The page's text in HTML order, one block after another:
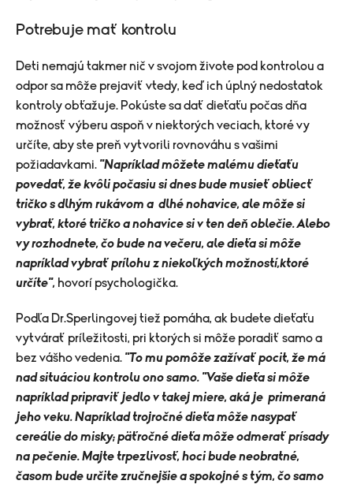
Potrebuje mať kontrolu
Deti nemajú takmer nič v svojom živote pod kontrolou a
odpor sa môže prejaviť vtedy, keď ich úplný nedostatok
kontroly obťažuje. Pokúste sa dať dieťaťu počas dňa
možnosť výberu aspoň v niektorých veciach, ktoré vy
určíte, aby ste preň vytvorili rovnováhu s vašimi
požiadavkami. "Napríklad môžete malému dieťaťu
povedať, že kvôli počasiu si dnes bude musieť obliecť
tričko s dlhým rukávom a dlhé nohavice, ale môže si
vybrať, ktoré tričko a nohavice si v ten deň oblečie. Alebo
vy rozhodnete, čo bude na večeru, ale dieťa si môže
napríklad vybrať prílohu z niekoľkých možností,ktoré
určíte", hovorí psychologička.
Podľa Dr.Sperlingovej tiež pomáha, ak budete dieťaťu
vytvárať príležitosti, pri ktorých si môže poradiť samo a
bez vášho vedenia. "To mu pomôže zažívať pocit, že má
nad situáciou kontrolu ono samo. "Vaše dieťa si môže
napríklad pripraviť jedlo v takej miere, aká je primeraná
jeho veku. Napríklad trojročné dieťa môže nasypať
cereálie do misky; päťročné dieťa môže odmerať prísady
na pečenie. Majte trpezlivosť, hoci bude neobratné,
časom bude určite zručnejšie a spokojné s tým, čo samo